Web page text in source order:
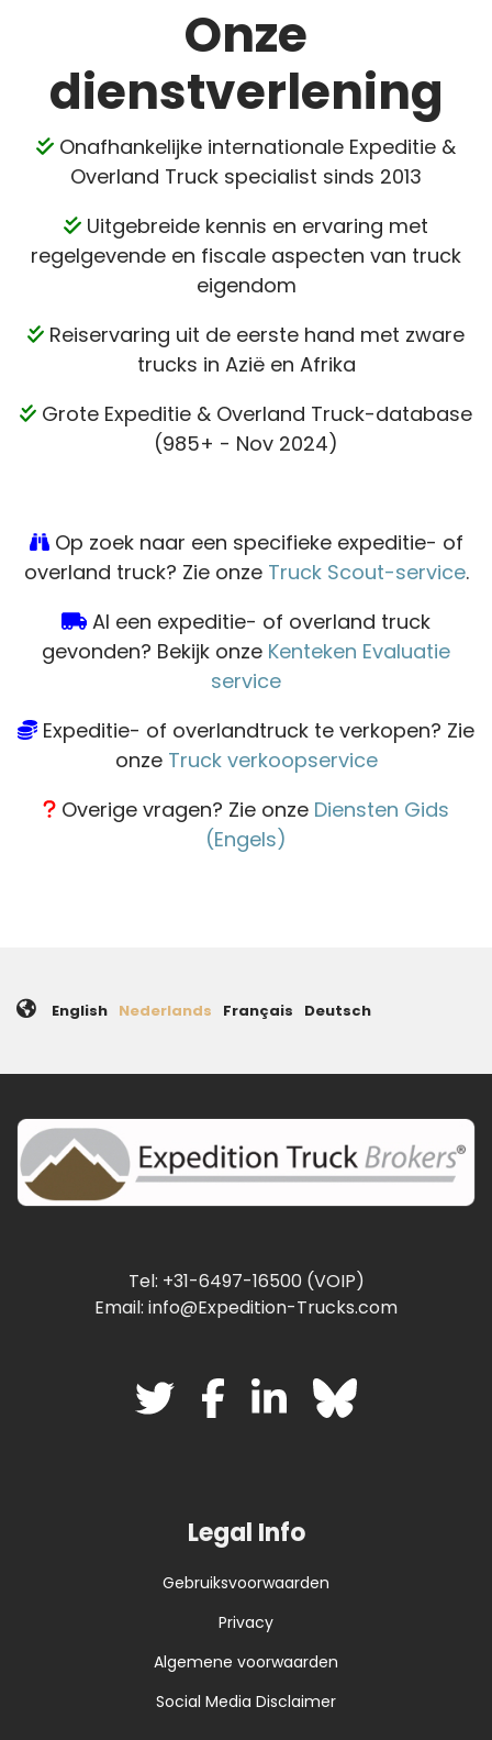
Onze
dienstverlening
Onafhankelijke internationale Expeditie &
Overland Truck specialist sinds 2013
Uitgebreidekennis en ervaring met
regelgevende en fiscale aspecten van truck
eigendom
Reiservaring uit de eerste hand met zware
trucks in Azië en Afrika
Grote Expeditie & Overland Truck-database
(985+ - Nov 2024)
Op zoek naar een specifieke expeditie- of
overland truck? Zie onze Truck Scout-service.
Al een expeditie- of overland truck
gevonden? Bekijk onze Kenteken Evaluatie
service
Expeditie- of overlandtruck te verkopen? Zie
onze Truck verkoopservice
Overige vragen? Zie onze Diensten Gids
(Engels)
English Nederlands Français Deutsch
Tel: +31-6497-16500 (VOIP)
Email: info@Expedition-Trucks.com
Legal Info
Gebruiksvoorwaarden
Privacy
Algemene voorwaarden
Social Media Disclaimer